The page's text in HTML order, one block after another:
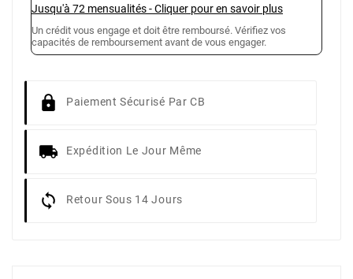
Jusqu'à 72 mensualités-Cliquer pour en savoir plus
Un crédit vous engage et doit être remboursé. Vérifiez vos
capacités de remboursement avant de vous engager.
Paiement Sécurisé Par CB
Expédition Le Jour Même
Retour Sous 14 Jours